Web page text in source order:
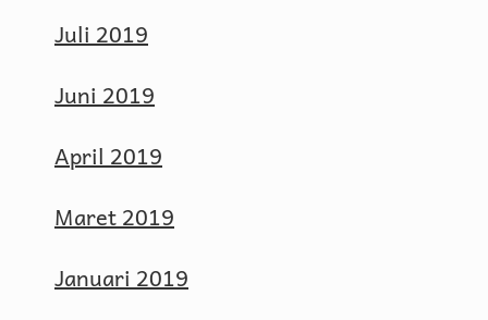
Juli 2019
Juni 2019
April 2019
Maret 2019
Januari 2019